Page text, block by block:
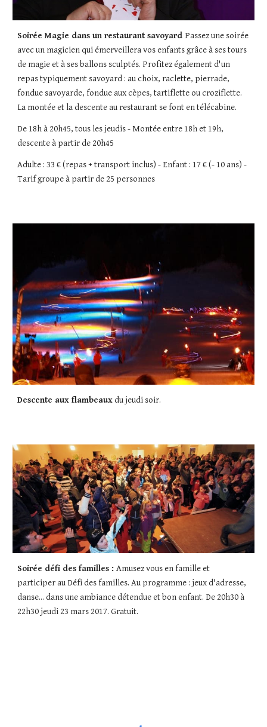
Soirée Magie dans un restaurant savoyard Passez une soirée
avec un magicien qui émerveillera vos enfants grâce à ses tours
de magie et à ses ballons sculptés. Profitez également d'un
repas typiquement savoyard : au choix, raclette, pierrade,
fondue savoyarde, fondue aux cèpes, tartiflette ou croziflette.
La montée et la descente au restaurant se font en télécabine.
De 18h à 20h45, tous les jeudis - Montée entre 18h et 19h,
descente à partir de 20h45
Adulte : 33 € (repas + transport inclus) - Enfant : 17 € (- 10 ans) -
Tarif groupe à partir de 25 personnes
Descente aux flambeaux du jeudi soir.
Soirée défi des familles : Amusez vous en famille et
participer au Défi des familles. Au programme : jeux d'adresse,
danse... dans une ambiance détendue et bon enfant. De 20h30 à
22h30 jeudi 23 mars 2017. Gratuit.